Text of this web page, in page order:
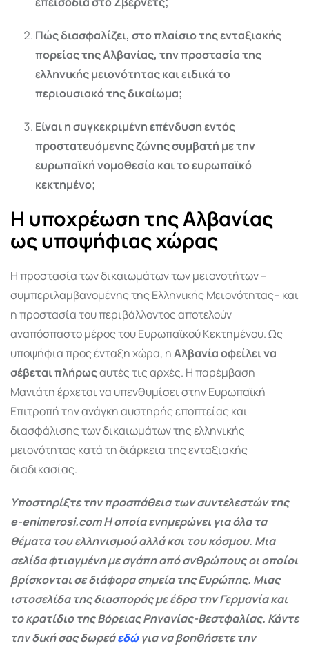
Πώς διασφαλίζει, στο πλαίσιο της ενταξιακής
πορείας της Αλβανίας, την προστασία της
ελληνικής μειονότητας και ειδικά το
περιουσιακό της δικαίωμα;
Είναι η συγκεκριμένη επένδυση εντός
προστατευόμενης ζώνης συμβατή με την
ευρωπαϊκή νομοθεσία και το ευρωπαϊκό
κεκτημένο;
Η υποχρέωση της Αλβανίας
ως υποψήφιας χώρας
Η προστασία των δικαιωμάτων των μειονοτήτων –
συμπεριλαμβανομένης της Ελληνικής Μειονότητας– και
η προστασία του περιβάλλοντος αποτελούν
αναπόσπαστο μέρος του Ευρωπαϊκού Κεκτημένου. Ως
υποψήφια προς ένταξη χώρα, ηΑλβανία οφείλει να
σέβεται πλήρωςαυτές τις αρχές. Η παρέμβαση
Μανιάτη έρχεται να υπενθυμίσει στην Ευρωπαϊκή
Επιτροπή την ανάγκη αυστηρής εποπτείας και
διασφάλισης των δικαιωμάτων της ελληνικής
μειονότητας κατά τη διάρκεια της ενταξιακής
διαδικασίας.
Υποστηρίξτε την προσπάθεια των συντελεστών της
e-enimerosi.com Η οποία ενημερώνει για όλα τα
θέματα του ελληνισμού αλλά και του κόσμου. Μια
σελίδα φτιαγμένη με αγάπη από ανθρώπους οι οποίοι
βρίσκονται σε διάφορα σημεία της Ευρώπης. Μιας
ιστοσελίδα της διασποράς με έδρα την Γερμανία και
το κρατίδιο της Βόρειας Ρηνανίας-Βεστφαλίας. Κάντε
την δική σας δωρεάεδώγια να βοηθήσετε την